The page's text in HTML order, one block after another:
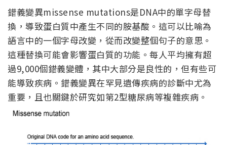
錯義變異missense mutations是DNA中的單字母替
換，導致蛋白質中產生不同的胺基酸。這可以比喻為
語言中的一個字母改變，從而改變整個句子的意思。
這種替換可能會影響蛋白質的功能。每人平均擁有超
過9,000個錯義變體，其中大部分是良性的，但有些可
能導致疾病。錯義變異在罕見遺傳疾病的診斷中尤為
重要，且也關鍵於研究如第2型糖尿病等複雜疾病。